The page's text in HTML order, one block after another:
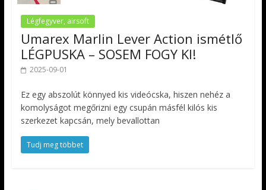
Légfegyver, airsoft
Umarex Marlin Lever Action ismétlő
LÉGPUSKA – SOSEM FOGY KI!
2025-09-01
Ez egy abszolút könnyed kis videócska, hiszen nehéz a
komolyságot megőrizni egy csupán másfél kilós kis
szerkezet kapcsán, mely bevallottan
Tudj meg többet